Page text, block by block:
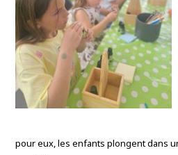
pour eux, les enfants plongent dans